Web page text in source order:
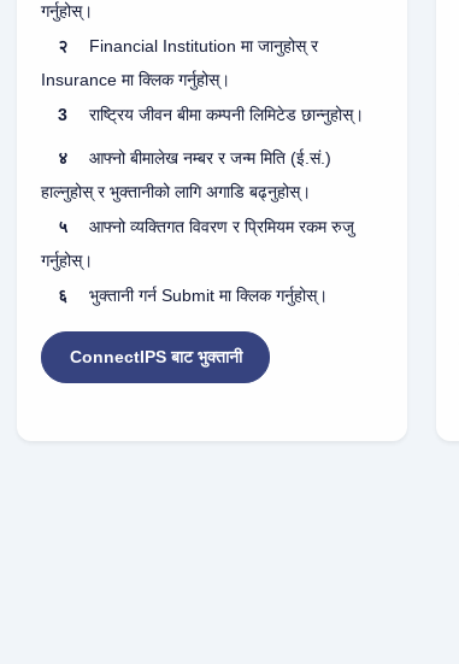
गर्नुहोस्।
२
Financial Institution मा जानुहोस् र
Insurance मा क्लिक गर्नुहोस्।
3
राष्ट्रिय जीवन बीमा कम्पनी लिमिटेड छान्नुहोस्।
४
आफ्नो बीमालेख नम्बर र जन्म मिति (ई.सं.)
हाल्नुहोस् र भुक्तानीको लागि अगाडि बढ्नुहोस्।
५
आफ्नो व्यक्तिगत विवरण र प्रिमियम रकम रुजु
गर्नुहोस्।
६
भुक्तानी गर्न Submit मा क्लिक गर्नुहोस्।
ConnectIPS बाट भुक्तानी